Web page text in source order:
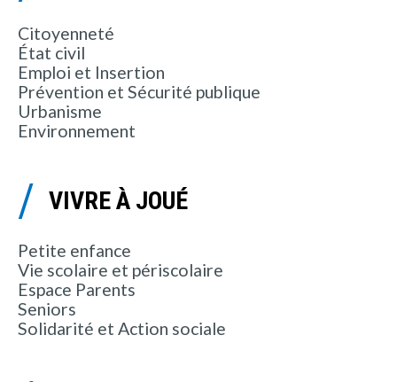
Citoyenneté
État civil
Emploi et Insertion
Prévention et Sécurité publique
Urbanisme
Environnement
VIVRE À JOUÉ
Petite enfance
Vie scolaire et périscolaire
Espace Parents
Seniors
Solidarité et Action sociale